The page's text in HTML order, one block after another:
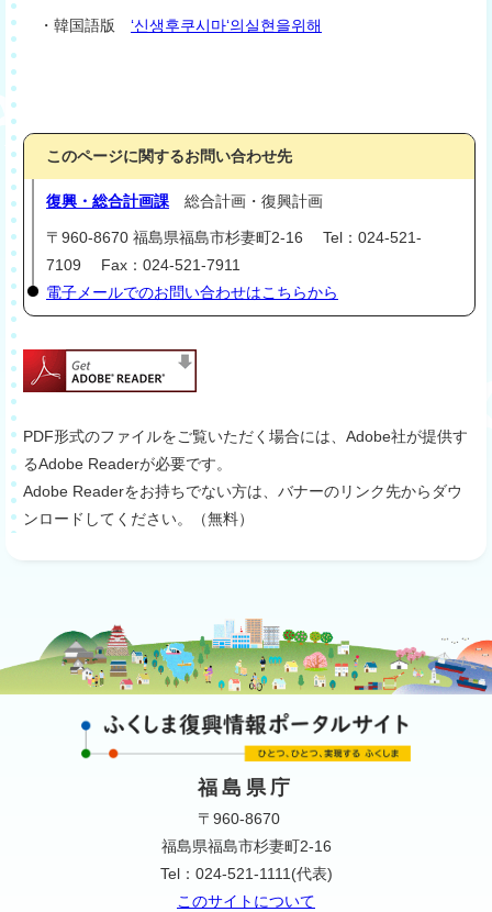
・韓国語版 ‘신생후쿠시마‘의실현을위해
このページに関するお問い合わせ先
復興・総合計画課 総合計画・復興計画
〒960-8670 福島県福島市杉妻町2-16 Tel：024-521-
7109 Fax：024-521-7911
電子メールでのお問い合わせはこちらから
PDF形式のファイルをご覧いただく場合には、Adobe社が提供す
るAdobe Readerが必要です。
Adobe Readerをお持ちでない方は、バナーのリンク先からダウ
ンロードしてください。（無料）
福島県庁
〒960-8670
福島県福島市杉妻町2-16
Tel：024-521-1111(代表)
このサイトについて